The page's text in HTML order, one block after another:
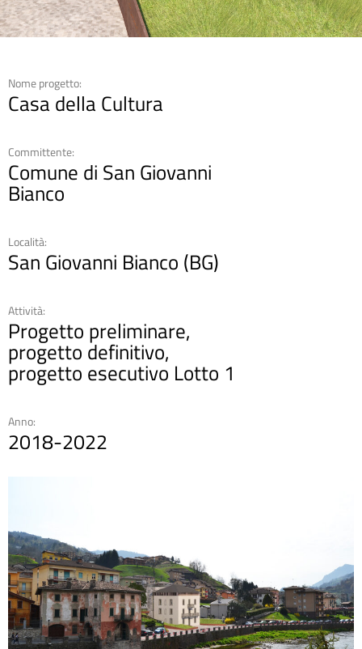
Nome progetto:
Casa della Cultura
Committente:
Comune di San Giovanni
Bianco
Località:
San Giovanni Bianco (BG)
Attività:
Progetto preliminare,
progetto definitivo,
progetto esecutivo Lotto 1
Anno:
2018-2022